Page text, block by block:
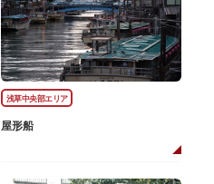
浅草中央部エリア
屋形船